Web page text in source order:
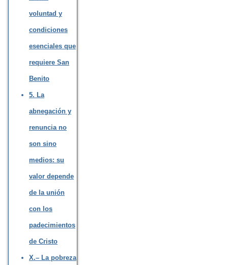
voluntad y
condiciones
esenciales que
requiere San
Benito
5. La
abnegación y
renuncia no
son sino
medios: su
valor depende
de la unión
con los
padecimientos
de Cristo
X.– La pobreza